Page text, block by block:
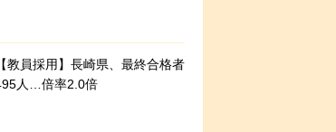
【教員採用】長崎県、最終合格者
人…倍率2.0倍